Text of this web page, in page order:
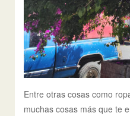
Entre otras cosas como
muchas cosas más que te